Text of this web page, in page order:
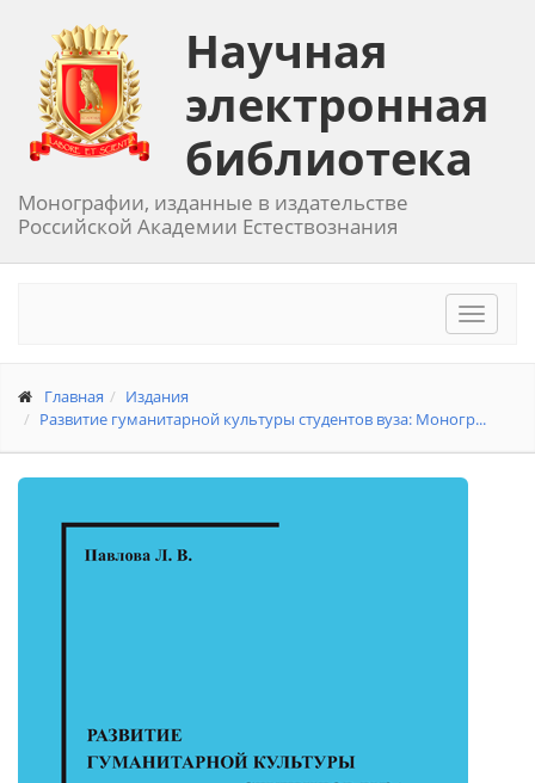
Научная
электронная
библиотека
Монографии, изданные в издательстве
Российской Академии Естествознания
Toggle
Главная
Издания
Развитие гуманитарной культуры студентов вуза: Моногр...